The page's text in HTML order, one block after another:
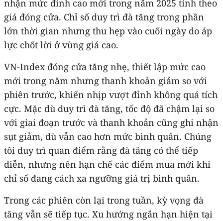
nhận mức đỉnh cao mới trong năm 2025 tính theo
giá đóng cửa. Chỉ số duy trì đà tăng trong phần
lớn thời gian nhưng thu hẹp vào cuối ngày do áp
lực chốt lời ở vùng giá cao.
VN-Index đóng cửa tăng nhẹ, thiết lập mức cao
mới trong năm nhưng thanh khoản giảm so với
phiên trước, khiến nhịp vượt đỉnh không quá tích
cực. Mặc dù duy trì đà tăng, tốc độ đã chậm lại so
với giai đoạn trước và thanh khoản cũng ghi nhận
sụt giảm, dù vẫn cao hơn mức bình quân. Chúng
tôi duy trì quan điểm rằng đà tăng có thể tiếp
diễn, nhưng nên hạn chế các điểm mua mới khi
chỉ số đang cách xa ngưỡng giá trị bình quân.
Trong các phiên còn lại trong tuần, kỳ vọng đà
tăng vẫn sẽ tiếp tục. Xu hướng ngắn hạn hiện tại